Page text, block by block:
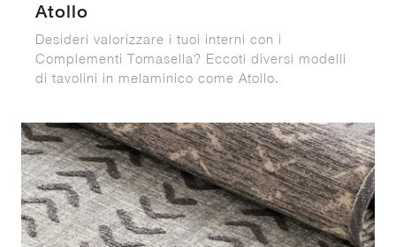
Atollo
Desideri valorizzare i tuoi interni con i
Complementi Tomasella? Eccoti diversi modelli
di tavolini in melaminico come Atollo.